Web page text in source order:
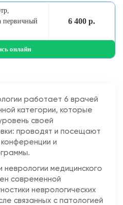
первичный
6 400 р.
онлайн
работает 6 врачей
категории, которые
своей
проводят и посещают
и
неврологии медицинского
современной
неврологических
связанных с патологией